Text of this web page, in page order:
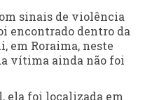
sinais de violência
encontrado dentro da
em Roraima, neste
vítima ainda não foi
ela foi localizada em